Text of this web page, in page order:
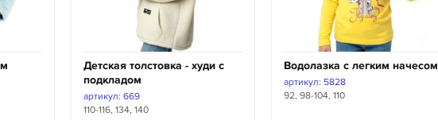
Детская толстовка - худи с
подкладом
артикул: 669
110-116, 134, 140
Водолазка с легким начесом
артикул: 5828
92, 98-104, 110